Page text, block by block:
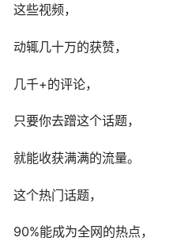
这些视频，
动辄几十万的获赞，
几千+的评论，
只要你去蹭这个话题，
就能收获满满的流量。
这个热门话题，
90%能成为全网的热点，